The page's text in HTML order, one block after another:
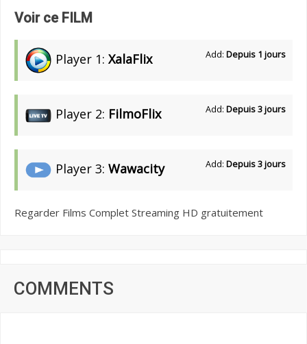
Voir ce FILM
Player 1: XalaFlix Add: Depuis 1 jours
Player 2: FilmoFlix Add: Depuis 3 jours
Player 3: Wawacity Add: Depuis 3 jours
Regarder Films Complet Streaming HD gratuitement
COMMENTS